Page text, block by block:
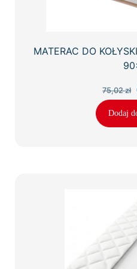
MATERAC DO
75,02zł
Dodaj